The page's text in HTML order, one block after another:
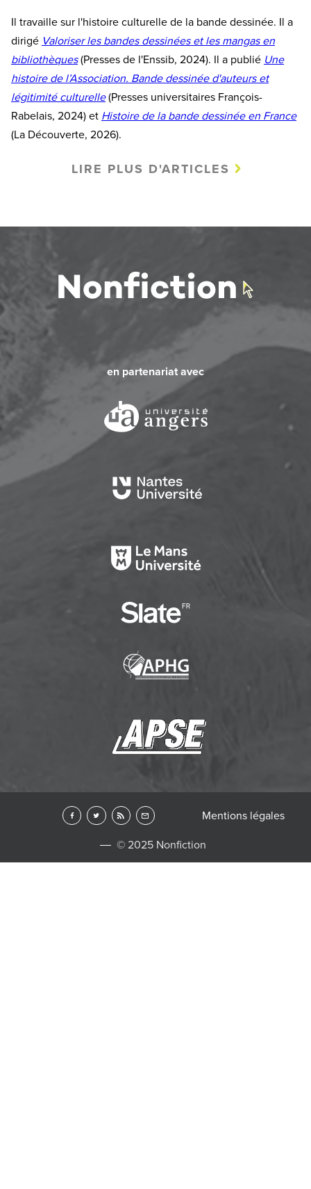
Il travaille sur l'histoire culturelle de la bande dessinée. Il a
dirigé Valoriser les bandes dessinées et les mangas en
bibliothèques(Presses de l'Enssib, 2024). Il a publié Une
histoire de l’Association. Bande dessinée d'auteurs et
légitimité culturelle(Presses universitaires François-
Rabelais, 2024) et Histoire de la bande dessinée en France
(La Découverte, 2026).
LIRE PLUS D'ARTICLES
en partenariat avec
© 2025 Nonfiction
Mentions légales